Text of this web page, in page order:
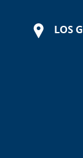
LOS